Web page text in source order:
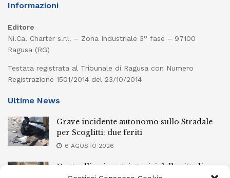
Informazioni
Editore
Ni.Ca. Charter s.r.l. – Zona Industriale 3° fase – 97100
Ragusa (RG)
Testata registrata al Tribunale di Ragusa con Numero
Registrazione 1501/2014 del 23/10/2014
Ultime News
Grave incidente autonomo sullo Stradale
per Scoglitti: due feriti
6 AGOSTO 2026
Controlli nei centri storici delle cittadine